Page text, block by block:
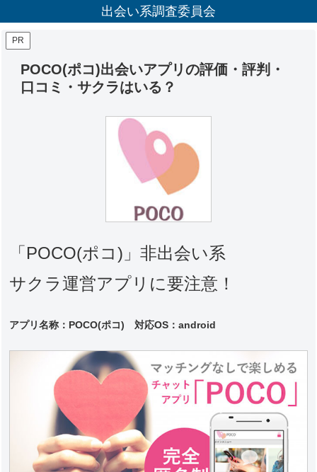
出会い系調査委員会
PR
POCO(ポコ)出会いアプリの評価・評判・
口コミ・サクラはいる？
「POCO(ポコ)」非出会い系
サクラ運営アプリに要注意！
アプリ名称：POCO(ポコ) 対応OS：android